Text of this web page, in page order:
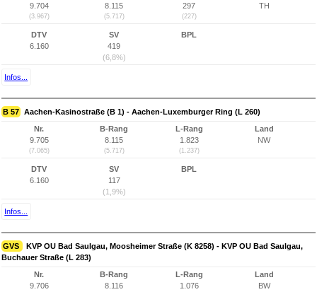
9.704
(3.967)
8.115
(5.717)
297
(227)
TH
DTV
6.160
SV
419
(6,8%)
BPL
Infos...
B 57 Aachen-Kasinostraße (B 1) - Aachen-Luxemburger Ring (L 260)
Nr.
9.705
(7.065)
B-Rang
8.115
(5.717)
L-Rang
1.823
(1.237)
Land
NW
DTV
6.160
SV
117
(1,9%)
BPL
Infos...
GVS
KVP OU Bad Saulgau, Moosheimer Straße (K 8258) - KVP OU Bad Saulgau,
Buchauer Straße (L 283)
Nr.
9.706
B-Rang
8.116
L-Rang
1.076
Land
BW